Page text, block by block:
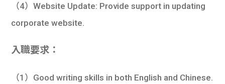
（4）Website Update: Provide support in updating
corporate website.
入職要求：
（1）Good writing skills in both English and Chinese.